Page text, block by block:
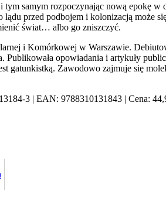
samym rozpoczynając nową epokę w
przed podbojem i kolonizacją może
świat… albo go zniszczyć.
i Komórkowej w Warszawie.
Publikowała opowiadania i artykuły
gatunkistką. Zawodowo zajmuje się
3 | EAN: 9788310131843 | Cena: